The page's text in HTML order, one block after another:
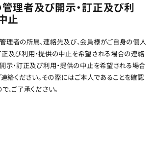
理者及び開示・訂正及び利
止
理者の所属、連絡先及び、会員様がご自身の個人
正及び利用・提供の中止を希望される場合の連絡
示・訂正及び利用・提供の中止を希望される場合
連絡ください。その際にはご本人であることを確認
、ご了承ください。